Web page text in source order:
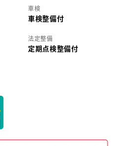
車検
車検整備付
法定整備
定期点検整備付